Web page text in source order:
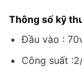
Thông số kỹ
Đầu vào :
Công suất